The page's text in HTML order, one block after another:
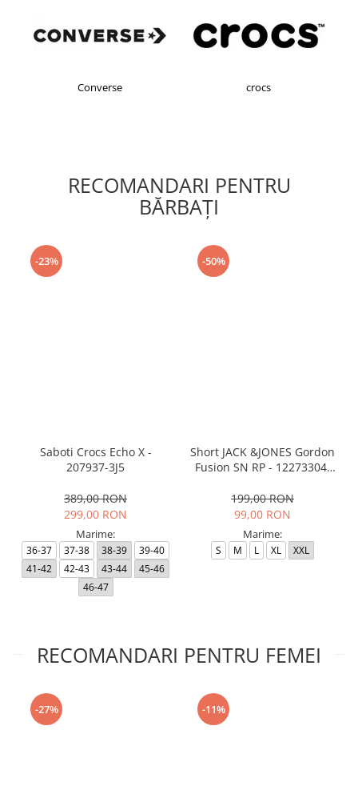
Converse crocs
RECOMANDARI PENTRU
BĂRBAŢI
-23%
Saboti Crocs Echo X -
207937-3J5
389,00 RON
299,00 RON
Marime:
36-37 37-38 38-39
39-40
41-42
42-43 43-44
45-46
46-47
-50%
Short JACK &JONES Gordon
Fusion SN RP - 12273304-
199,00 RON
99,00 RON
Marime:
S M L XL XXL
RECOMANDARI PENTRU FEMEI
-27% -11%